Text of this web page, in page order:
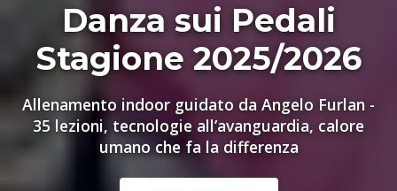
Danza sui Pedali
Stagione 2025/2026
Allenamento indoor guidato da Angelo Furlan -
35 lezioni, tecnologie all’avanguardia, calore
umano che fa la differenza